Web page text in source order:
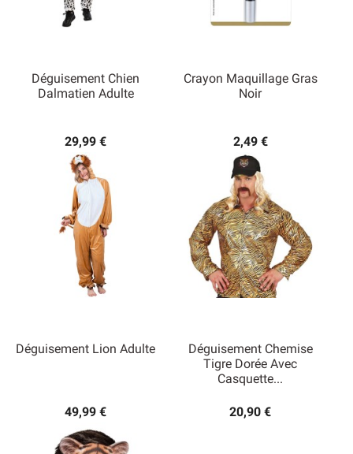
Déguisement Chien
Dalmatien Adulte
29,99 €
Crayon Maquillage Gras
Noir
2,49 €
Déguisement Lion Adulte
49,99 €
Déguisement Chemise
Tigre Dorée Avec
Casquette...
20,90 €